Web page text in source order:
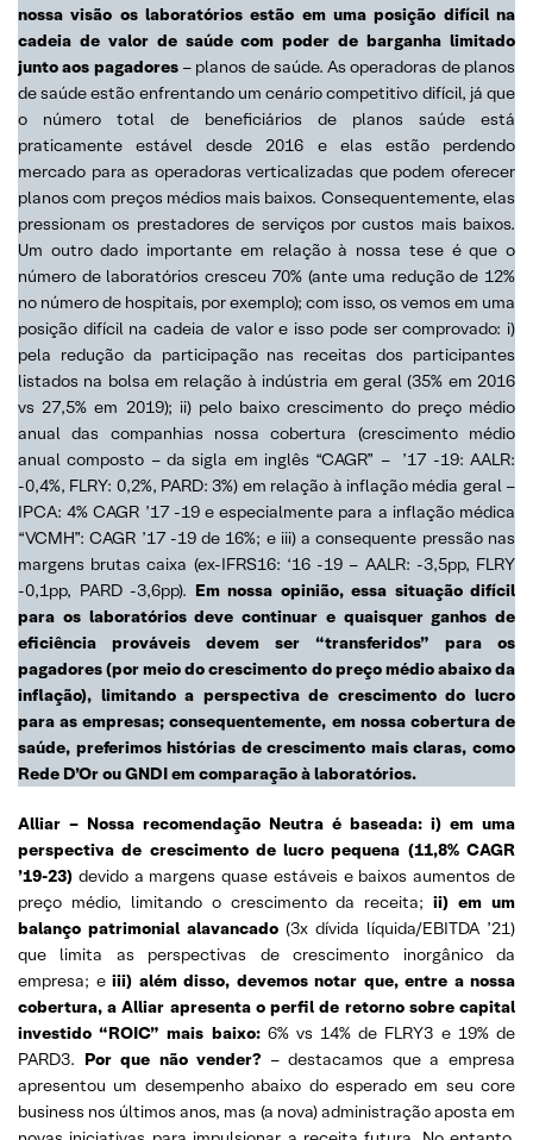
nossa visão os laboratórios estão em uma posição difícil na
cadeia de valor de saúde com poder de barganha limitado
junto aos pagadores– planos de saúde. As operadoras de planos
de saúde estão enfrentando um cenário competitivo difícil, já que
o número total de beneficiários de planos saúde está
praticamente estável desde 2016 e elas estão perdendo
mercado para as operadoras verticalizadas que podem oferecer
planos com preços médios mais baixos. Consequentemente, elas
pressionam os prestadores de serviços por custos mais baixos.
Um outro dado importante em relação à nossa tese é que o
número de laboratórios cresceu 70% (ante uma redução de 12%
no número de hospitais, por exemplo); com isso, os vemos em uma
posição difícil na cadeia de valor e isso pode ser comprovado: i)
pela redução da participação nas receitas dos participantes
listados na bolsa em relação à indústria em geral (35% em 2016
vs 27,5% em 2019); ii) pelo baixo crescimento do preço médio
anual das companhias nossa cobertura (crescimento médio
anual composto – da sigla em inglês “CAGR” – ’17 -19: AALR:
-0,4%, FLRY: 0,2%, PARD: 3%) em relação à inflação média geral –
IPCA: 4% CAGR ’17 -19 e especialmente para a inflação médica
“VCMH”: CAGR ’17 -19 de 16%; e iii) a consequente pressão nas
margens brutas caixa (ex-IFRS16: ‘16 -19 – AALR: -3,5pp, FLRY
-0,1pp, PARD -3,6pp). Em nossa opinião, essa situação difícil
para os laboratórios deve continuar e quaisquer ganhos de
eficiência prováveis ​​devem ser “transferidos” para os
pagadores (por meio do crescimento do preço médio abaixo da
inflação), limitando a perspectiva de crescimento do lucro
para as empresas; consequentemente, em nossa cobertura de
saúde, preferimos histórias de crescimento mais claras, como
Rede D’Or ou GNDI em comparação à laboratórios.
Alliar – Nossa recomendação Neutra é baseada: i) em uma
perspectiva de crescimento de lucro pequena (11,8% CAGR
’19-23) devido a margens quase estáveis ​​e baixos aumentos de
preço médio, limitando o crescimento da receita; ii) em um
balanço patrimonial alavancado (3x dívida líquida/EBITDA ’21)
que limita as perspectivas de crescimento inorgânico da
empresa; e iii) além disso, devemos notar que, entre a nossa
cobertura, a Alliar apresenta o perfil de retorno sobre capital
investido “ROIC” mais baixo:6% vs 14% de FLRY3 e 19% de
PARD3. Por que não vender? – destacamos que a empresa
apresentou um desempenho abaixo do esperado em seu core
business nos últimos anos, mas (a nova) administração aposta em